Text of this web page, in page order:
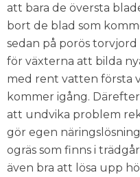
att bara de översta
bort de blad som
sedan på porös
för växterna att bilda
med rent vatten första
kommer igång.
att undvika problem
gör egen
ogräs som finns i
även bra att lösa upp